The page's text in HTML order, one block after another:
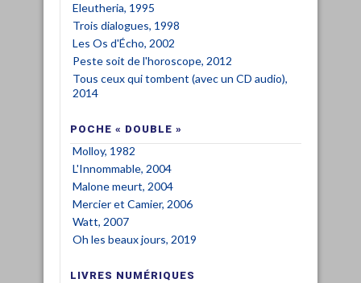
Eleutheria, 1995
Trois dialogues, 1998
Les Os d'Écho, 2002
Peste soit de l'horoscope, 2012
Tous ceux qui tombent (avec un CD audio),
2014
POCHE « DOUBLE »
Molloy, 1982
L'Innommable, 2004
Malone meurt, 2004
Mercier et Camier, 2006
Watt, 2007
Oh les beaux jours, 2019
LIVRES NUMÉRIQUES